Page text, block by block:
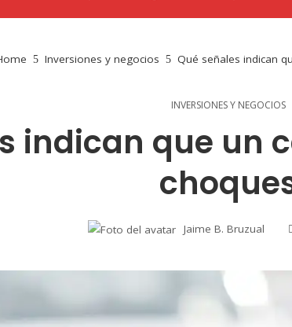
Inversiones y negocios Qué señales indican
INVERSIONES Y NEGOCIOS
indican que un
Jaime B. Bruzual